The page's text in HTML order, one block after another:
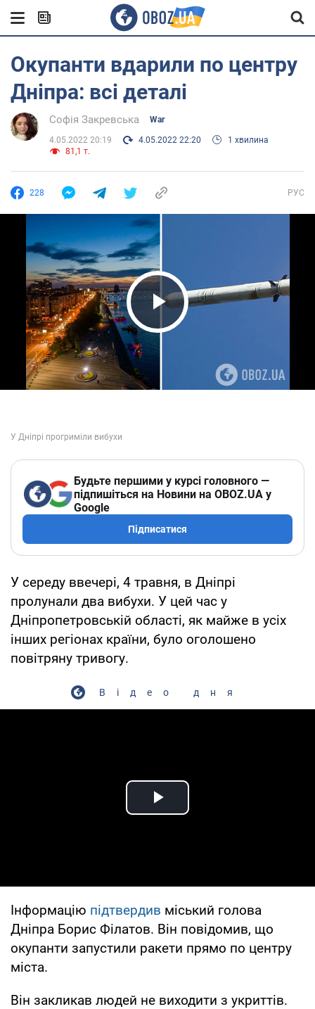
Окупанти вдарили по центру
Дніпра: всі деталі
Софія Закревська War
4.05.2022 20:19 4.05.2022 22:20
1 хвилина
81,1 т.
228 РУС
Play Video
Будьте першими у курсі головного —
підпишіться на Новини на OBOZ.UA у
Google
Підписатися
У середу ввечері, 4 травня, в Дніпрі
пролунали два вибухи. У цей час у
Дніпропетровській області, як майже в усіх
інших регіонах країни, було оголошено
повітряну тривогу.
Відео дня
Play Video
Інформацію підтвердив міський голова
Дніпра Борис Філатов. Він повідомив, що
окупанти запустили ракети прямо по центру
міста.
Він закликав людей не виходити з укриттів.